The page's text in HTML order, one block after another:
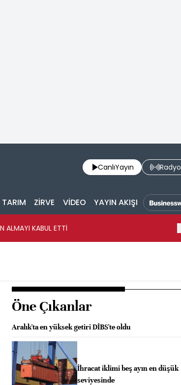
CanlıYayın Radyo
TARIM ZİRVE VİDEO YAYIN AKIŞI
ALMAYI KABUL ETTİ
Öne Çıkanlar
Aralık'ta en yüksek getiri DİBS'te oldu
İhracat iklimi beş ayın en düşük
seviyesinde